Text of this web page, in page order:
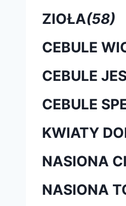
ZIOŁA(58)
CEBULE
CEBULE
CEBULE
KWIATY
NASIONA
NASIONA